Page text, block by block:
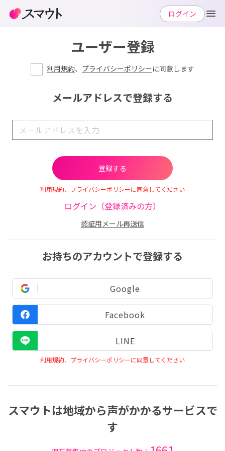
ユーザー登録
利用規約、 プライバシーポリシーに同意します
メールアドレスで登録する
利用規約、プライバシーポリシーに同意してください
ログイン（登録済みの方）
認証用メール再送信
お持ちのアカウントで登録する
Google
Facebook
LINE
利用規約、プライバシーポリシーに同意してください
スマウトは地域から声がかかるサービスで
す
ログイン